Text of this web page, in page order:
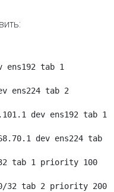
ens192 tab 1
ens224 tab 2
dev ens192 tab 1
dev ens224 tab 2
tab 1 priority 100
32 tab 2 priority 200